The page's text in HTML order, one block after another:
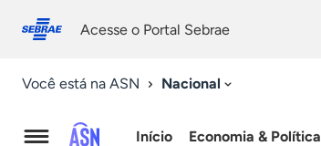
conosco
Acesse o Portal Sebrae
Você está na ASN Nacional
Início Economia & Política